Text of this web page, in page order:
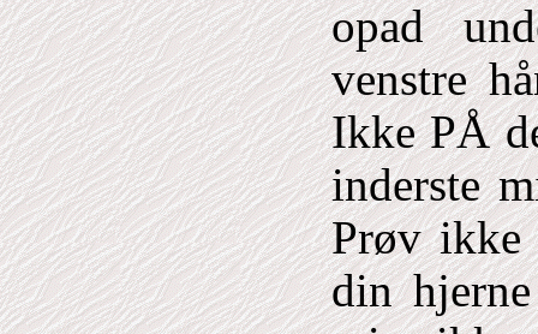
opad
venstre
Ikke PÅ
inderste
Prøv ikke
din